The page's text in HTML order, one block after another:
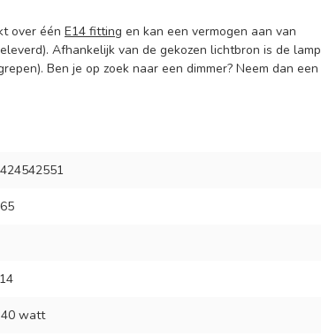
over één E14 fitting en kan een vermogen aan van
Afhankelijk van de gekozen lichtbron is de lamp
Ben je op zoek naar een dimmer? Neem dan een
watt